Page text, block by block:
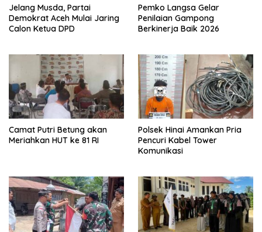
Jelang Musda, Partai
Demokrat Aceh Mulai Jaring
Calon Ketua DPD
Pemko Langsa Gelar
Penilaian Gampong
Berkinerja Baik 2026
Camat Putri Betung akan
Meriahkan HUT ke 81 RI
Polsek Hinai Amankan Pria
Pencuri Kabel Tower
Komunikasi